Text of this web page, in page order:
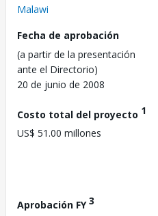
Malawi
Fecha de aprobación
(a partir de la presentación
ante el Directorio)
20 de junio de 2008
Costo total del proyecto 1
US$ 51.00 millones
Aprobación FY3